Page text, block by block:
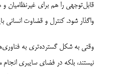
قابل‌توجهی را هم برای غیرنظامیان و
واگذار شود. کنترل و قضاوت انسانی
وقتی به شکل گسترده‌تری به
نیستند، بلکه در فضای سایبری انجام